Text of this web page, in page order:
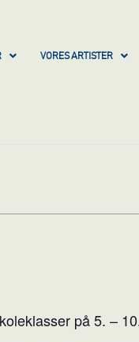
VORES ARTISTER
på 5. –